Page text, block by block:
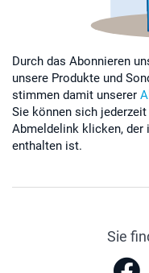
Durch das Abonnieren
unsere Produkte und
stimmen damit unserer
Sie können sich
Abmeldelink klicken, der
enthalten ist.
Sie